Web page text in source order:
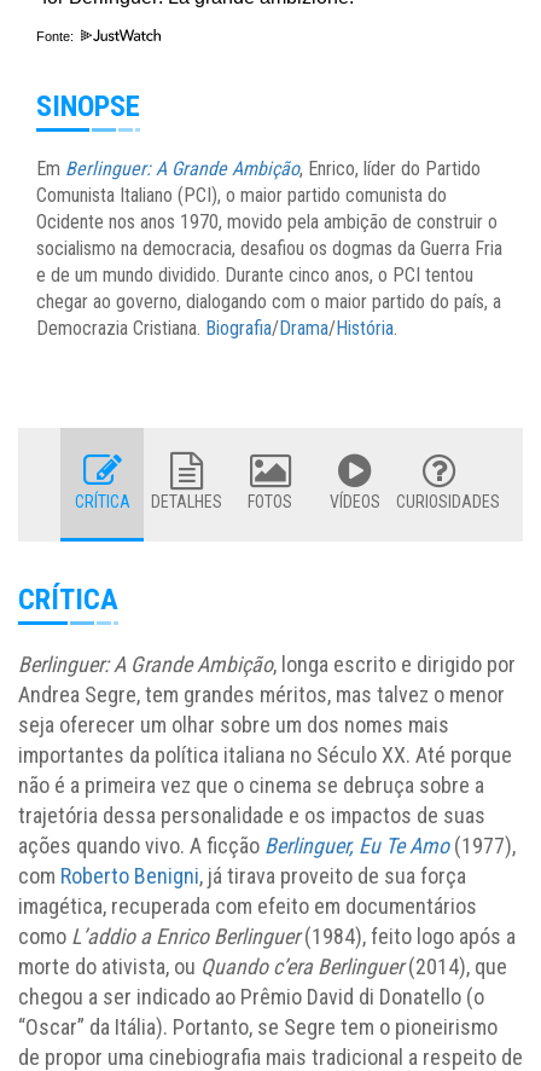
Fonte:
SINOPSE
Em Berlinguer: A Grande Ambição, Enrico, líder do Partido
Comunista Italiano (PCI), o maior partido comunista do
Ocidente nos anos 1970, movido pela ambição de construir o
socialismo na democracia, desafiou os dogmas da Guerra Fria
e de um mundo dividido. Durante cinco anos, o PCI tentou
chegar ao governo, dialogando com o maior partido do país, a
Democrazia Cristiana. Biografia/Drama/História.
CRÍTICA DETALHES FOTOS VÍDEOS CURIOSIDADES
CRÍTICA
Berlinguer: A Grande Ambição, longa escrito e dirigido por
Andrea Segre, tem grandes méritos, mas talvez o menor
seja oferecer um olhar sobre um dos nomes mais
importantes da política italiana no Século XX. Até porque
não é a primeira vez que o cinema se debruça sobre a
trajetória dessa personalidade e os impactos de suas
ações quando vivo. A ficção Berlinguer, Eu Te Amo(1977),
com Roberto Benigni, já tirava proveito de sua força
imagética, recuperada com efeito em documentários
como L’addio a Enrico Berlinguer(1984), feito logo após a
morte do ativista, ou Quando c’era Berlinguer(2014), que
chegou a ser indicado ao Prêmio David di Donatello (o
“Oscar” da Itália). Portanto, se Segre tem o pioneirismo
de propor uma cinebiografia mais tradicional a respeito de